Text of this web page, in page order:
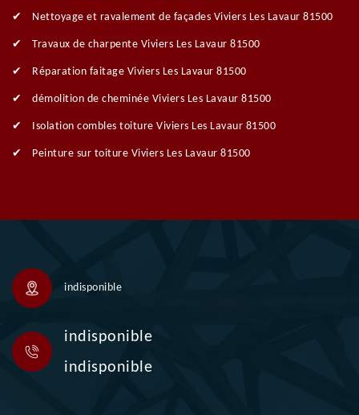
Nettoyage et ravalement de façades Viviers Les Lavaur 81500
Travaux de charpente Viviers Les Lavaur 81500
Réparation faitage Viviers Les Lavaur 81500
démolition de cheminée Viviers Les Lavaur 81500
Isolation combles toiture Viviers Les Lavaur 81500
Peinture sur toiture Viviers Les Lavaur 81500
indisponible
indisponible
indisponible